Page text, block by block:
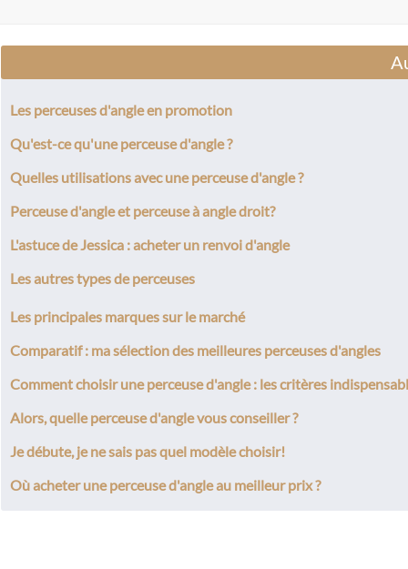
Les perceuses d'angle en promotion
Qu'est-ce qu'une perceuse d'angle ?
Quelles utilisations avec une perceuse d'angle ?
Perceuse d'angle et perceuse à angle droit?
L'astuce de Jessica : acheter un renvoi d'angle
Les autres types de perceuses
Les principales marques sur le marché
Comparatif : ma sélection des meilleures perceuses d'angles
Comment choisir une perceuse d'angle : les critères
Alors, quelle perceuse d'angle vous conseiller ?
Je débute, je ne sais pas quel modèle choisir!
Où acheter une perceuse d'angle au meilleur prix ?